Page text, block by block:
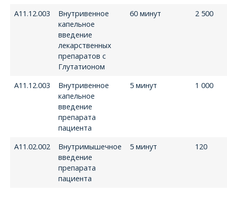
А11.12.003
Внутривенное
капельное
введение
лекарственных
препаратов с
Глутатионом
60 минут 2 500
А11.12.003
Внутривенное
капельное
введение
препарата
пациента
5 минут 1 000
А11.02.002
Внутримышечное
введение
препарата
пациента
5 минут 120